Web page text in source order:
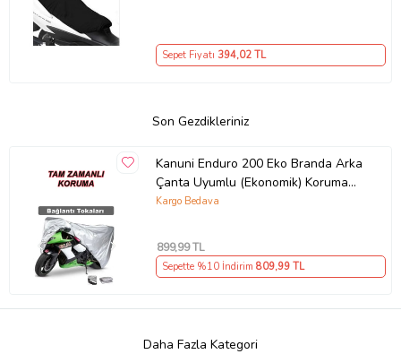
Sepet Fiyatı 394,02 TL
Son Gezdikleriniz
Kanuni Enduro 200 Eko Branda Arka
Çanta Uyumlu (Ekonomik) Koruma
Gri
Kargo Bedava
899,99 TL
Sepette %10 İndirim 809,99 TL
Daha Fazla Kategori